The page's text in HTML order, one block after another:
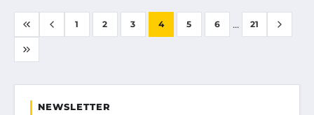
1 2 3 4 5 6 ... 21
NEWSLETTER